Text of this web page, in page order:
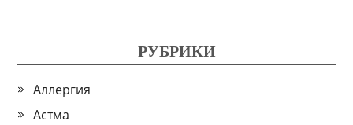
РУБРИКИ
Аллергия
Астма